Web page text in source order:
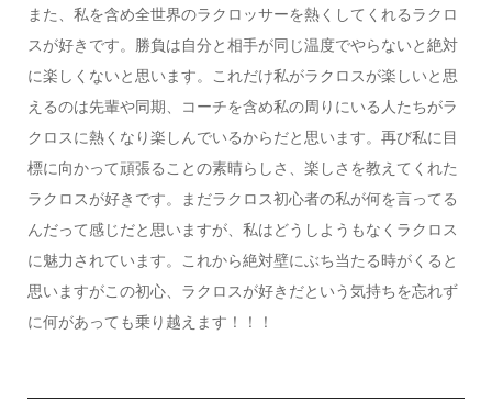
また、私を含め全世界のラクロッサーを熱くしてくれるラクロ
スが好きです。勝負は自分と相手が同じ温度でやらないと絶対
に楽しくないと思います。これだけ私がラクロスが楽しいと思
えるのは先輩や同期、コーチを含め私の周りにいる人たちがラ
クロスに熱くなり楽しんでいるからだと思います。再び私に目
標に向かって頑張ることの素晴らしさ、楽しさを教えてくれた
ラクロスが好きです。まだラクロス初心者の私が何を言ってる
んだって感じだと思いますが、私はどうしようもなくラクロス
に魅力されています。これから絶対壁にぶち当たる時がくると
思いますがこの初心、ラクロスが好きだという気持ちを忘れず
に何があっても乗り越えます！！！